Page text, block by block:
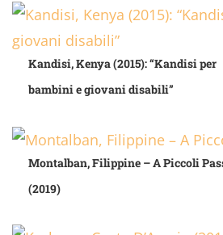
Kandisi, Kenya (2015): “Kandisi per
bambini e giovani disabili”
Montalban, Filippine – A Piccoli
(2019)